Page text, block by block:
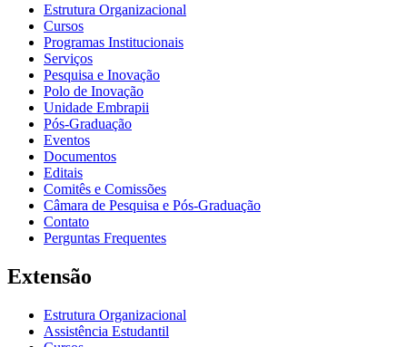
Estrutura Organizacional
Cursos
Programas Institucionais
Serviços
Pesquisa e Inovação
Polo de Inovação
Unidade Embrapii
Pós-Graduação
Eventos
Documentos
Editais
Comitês e Comissões
Câmara de Pesquisa e Pós-Graduação
Contato
Perguntas Frequentes
Extensão
Estrutura Organizacional
Assistência Estudantil